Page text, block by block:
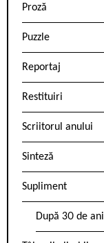
Proză
Puzzle
Reportaj
Restituiri
Scriitorul anului
Sinteză
Supliment
După 30 de ani